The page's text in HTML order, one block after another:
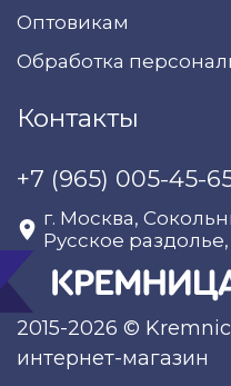
2015-2026 ©
интернет-магазин
Оптовикам
Обработка
Контакты
+7 (965) 005-45-
г. Москва,
Русское